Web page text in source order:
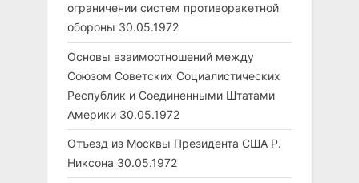
ограничении систем противоракетной
обороны 30.05.1972
Основы взаимоотношений между
Союзом Советских Социалистических
Республик и Соединенными Штатами
Америки 30.05.1972
Отъезд из Москвы Президента США Р.
Никсона 30.05.1972